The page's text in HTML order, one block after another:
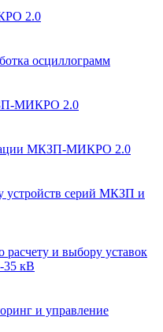
2.0
осциллограмм
МИКРО 2.0
МКЗП-МИКРО 2.0
устройств серий МКЗП и
расчету и выбору уставок
35 кВ
и управление